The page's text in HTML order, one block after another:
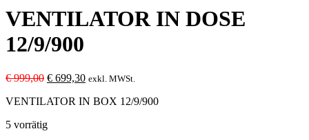
war:
€ 845,00
VENTILATOR IN DOSE
12/9/900
€999,00 Ursprünglicher
war:
€ 699,30Aktueller
ist:
exkl. MWSt.
VENTILATOR IN BOX 12/9/900
5 vorrätig